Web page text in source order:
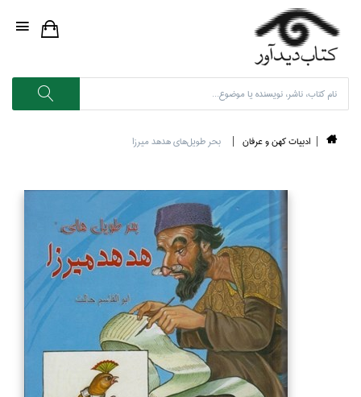
ادبيات كهن و عرفان بحر طويل‌هاي هدهد ميرزا